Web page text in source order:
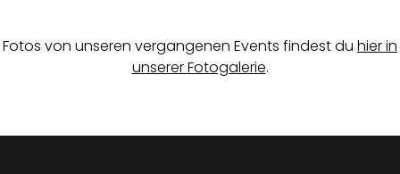
Fotos von unseren vergangenen Events findest du hier in
unserer Fotogalerie.